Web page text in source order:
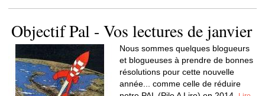
Objectif Pal - Vos lectures de janvier
Nous sommes quelques blogueurs
et blogueuses à prendre de bonnes
résolutions pour cette nouvelle
année... comme celle de réduire